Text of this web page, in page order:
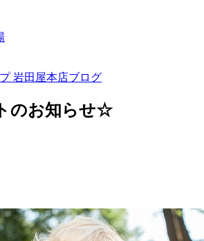
岩田屋本店ブログ
のお知らせ☆